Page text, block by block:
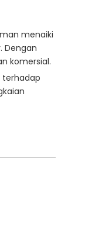
menaiki
Dengan
komersial.
terhadap